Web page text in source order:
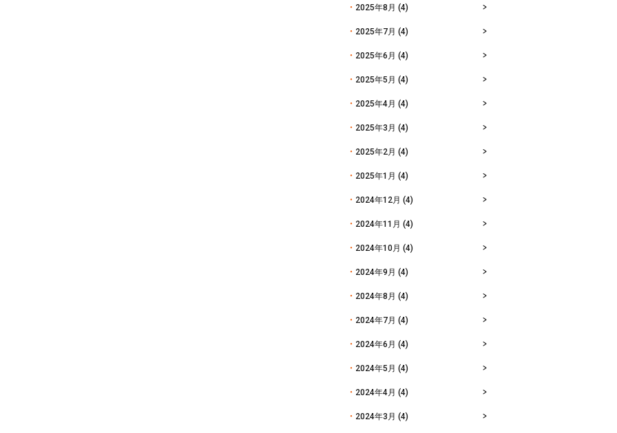
2025年8月 (4)
2025年7月 (4)
2025年6月 (4)
2025年5月 (4)
2025年4月 (4)
2025年3月 (4)
2025年2月 (4)
2025年1月 (4)
2024年12月 (4)
2024年11月 (4)
2024年10月 (4)
2024年9月 (4)
2024年8月 (4)
2024年7月 (4)
2024年6月 (4)
2024年5月 (4)
2024年4月 (4)
2024年3月 (4)